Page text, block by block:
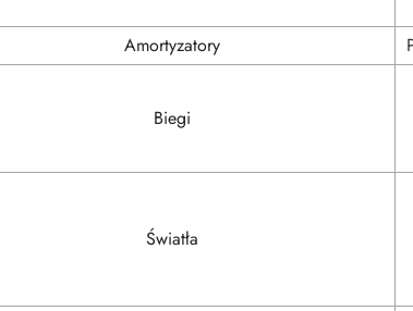
Amortyzatory
Biegi
Światła